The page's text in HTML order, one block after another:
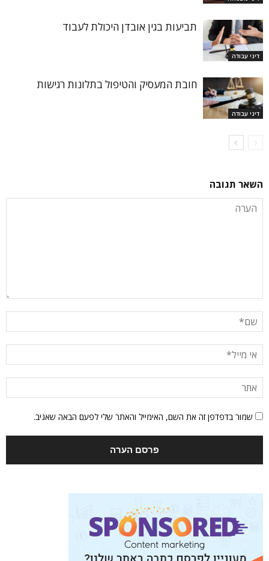
דיני עבודה
תביעות בגין אובדן היכולת לעבוד
דיני עבודה
חובת המעסיק והטיפול בתלונות רגישות
השאר תגובה
שמור בדפדפן זה את השם, האימייל והאתר שלי לפעם הבאה שאגיב.